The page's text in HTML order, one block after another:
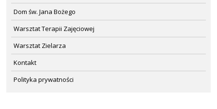
Dom św. Jana Bożego
Warsztat Terapii Zajęciowej
Warsztat Zielarza
Kontakt
Polityka prywatności